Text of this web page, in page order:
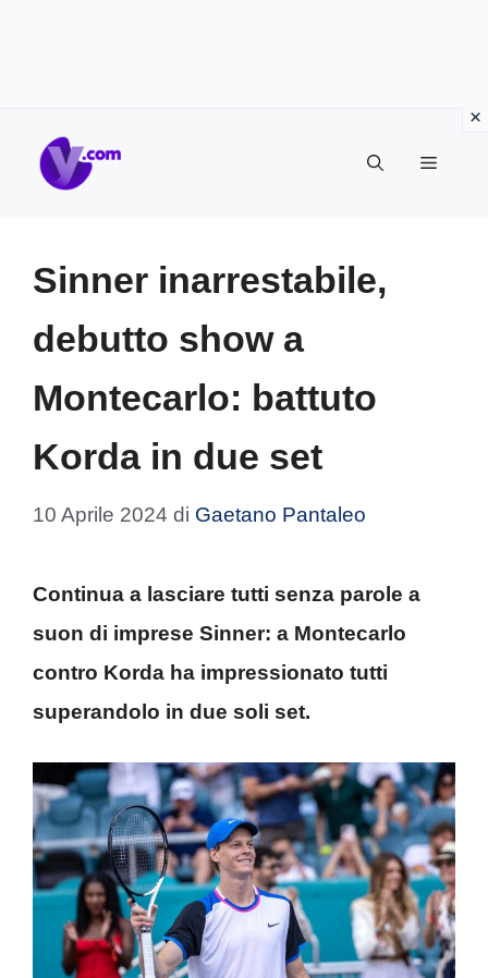
Menu
Sinner inarrestabile,
debutto show a
Montecarlo: battuto
Korda in due set
10 Aprile 2024 di Gaetano Pantaleo
Continua a lasciare tutti senza parole a
suon di imprese Sinner: a Montecarlo
contro Korda ha impressionato tutti
superandolo in due soli set.